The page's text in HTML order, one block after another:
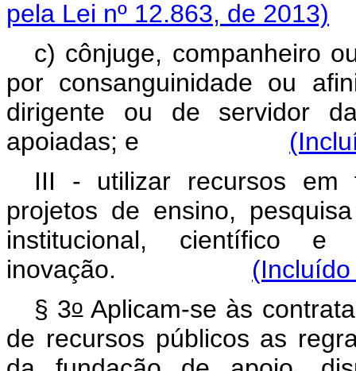
pela Lei nº 12.863, de 2013)
c) cônjuge, companheiro
por consanguinidade ou
dirigente ou de servidor
apoiadas; e
III - utilizar recursos em
projetos de ensino,
institucional, científico
inovação.
§ 3oAplicam-se às
de recursos públicos as